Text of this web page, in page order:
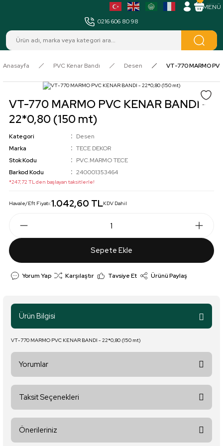
0216 606 80 98
Anasayfa PVC Kenar Bandı Desen VT-770 MARMO
VT-770 MARMO PVC KENAR BANDI -
22*0,80 (150 mt)
Kategori
Desen
Marka
TECE DEKOR
Stok Kodu
PVC.MARMO TECE
Barkod Kodu
240001353464
*247,72 TL den başlayan taksitlerle!
Havale/Eft Fiyatı:1.042,60 TLKDV Dahil
Sepete Ekle
Yorum Yap Karşılaştır Tavsiye Et Ürünü Paylaş
Ürün Bilgisi
VT-770 MARMO PVC KENAR BANDI - 22*0,80 (150 mt)
Yorumlar
Taksit Seçenekleri
Önerileriniz